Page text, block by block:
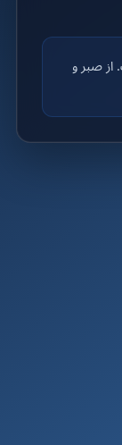
از صبر و